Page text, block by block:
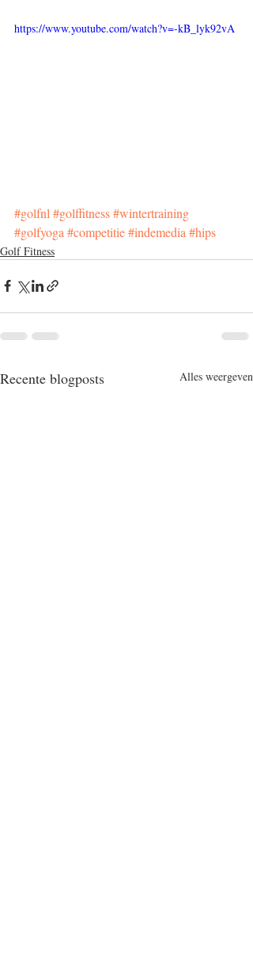
https://www.youtube.com/watch?v=-kB_lyk92vA
#golfnl #golffitness#wintertraining
#golfyoga #competitie#indemedia #hips
Golf Fitness
Recente blogposts Alles weergeven